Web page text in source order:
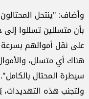
وأضاف: "ينتحل
بأن متسللين تسللوا
على نقل أموالهم
هناك أي متسلل،
سيطرة المحتال بالكامل".
ولتجنب هذه التهديدات،